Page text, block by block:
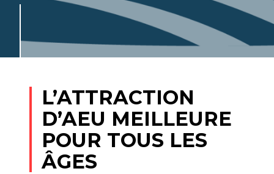
L’ATTRACTION
D’AEU MEILLEURE
POUR TOUS LES
ÂGES